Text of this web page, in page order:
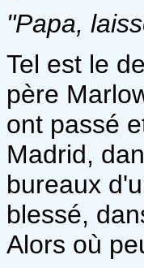
"Papa,
Tel est le
père
ont passé
Madrid,
bureaux
blessé,
Alors où